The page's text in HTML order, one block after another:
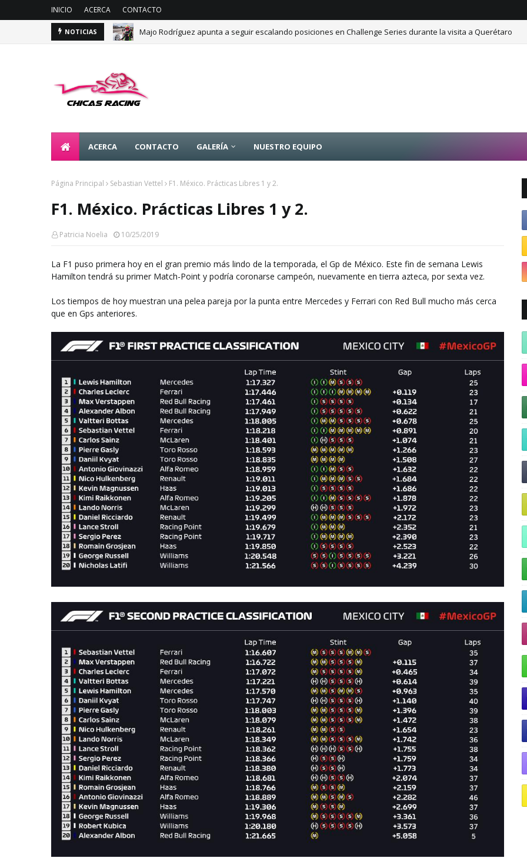
INICIO ACERCA CONTACTO
NOTICIAS Majo Rodríguez apunta a seguir escalando posiciones en Challenge Series durante la visita a Querétaro
ACERCA CONTACTO GALERÍA NUESTRO EQUIPO
Página Principal Sebastian Vettel F1. México. Prácticas Libres 1 y 2.
F1. México. Prácticas Libres 1 y 2.
Patricia Noelia 10/25/2019
La F1 puso primera hoy en el gran premio más lindo de la temporada, el Gp de México. Este fin de semana Lewis
Hamilton tendrá su primer Match-Point y podría coronarse campeón, nuevamente en tierra azteca, por sexta vez.
Los tiempos de hoy muestran una pelea pareja por la punta entre Mercedes y Ferrari con Red Bull mucho más cerca
que en Gps anteriores.